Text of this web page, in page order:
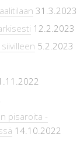
31.3.2023
12.2.2023
5.2.2023
pisaroita -
14.10.2022